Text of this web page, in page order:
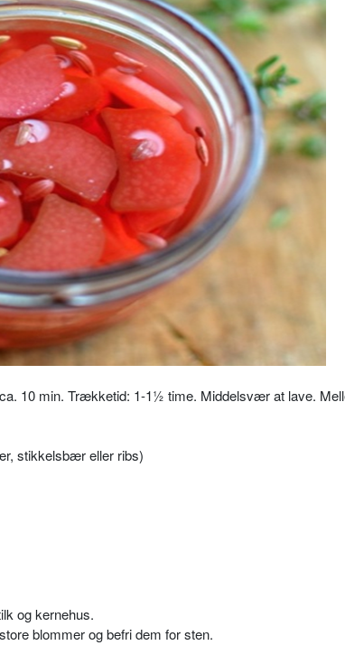
10 min. Trækketid: 1-1½ time. Middelsvær at lave.
stikkelsbær eller ribs)
og kernehus.
blommer og befri dem for sten.